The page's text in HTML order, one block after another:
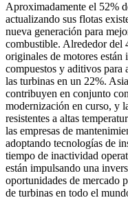
Aproximadamente el 52%
actualizando sus flotas
nueva generación para
combustible. Alrededor del
originales de motores
compuestos y aditivos para
las turbinas en un 22%.
contribuyen en conjunto
modernización en curso, y
resistentes a altas
las empresas de
adoptando tecnologías de
tiempo de inactividad
están impulsando una
oportunidades de mercado
de turbinas en todo el